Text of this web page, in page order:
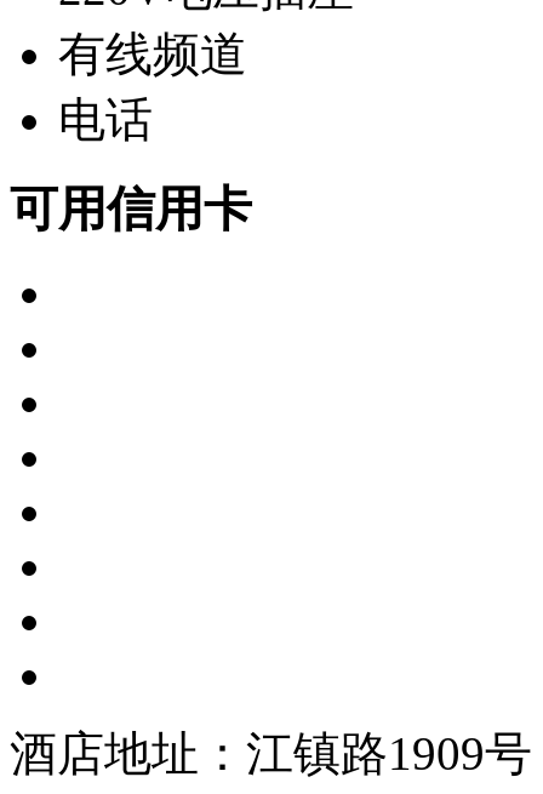
有线频道
电话
可用信用卡
酒店地址：江镇路1909